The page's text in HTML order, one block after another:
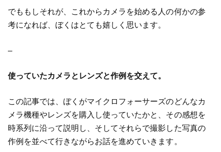
でももしそれが、これからカメラを始める人の何かの参
考になれば、ぼくはとても嬉しく思います。
–
使っていたカメラとレンズと作例を交えて。
この記事では、ぼくがマイクロフォーサーズのどんなカ
メラ機種やレンズを購入し使っていたかと、その感想を
時系列に沿って説明し、そしてそれらで撮影した写真の
作例を並べて行きながらお話を進めていきます。